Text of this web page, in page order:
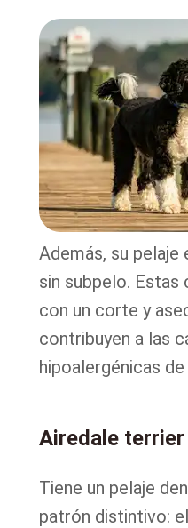
Además, su pelaje
sin subpelo.
con un corte y
contribuyen a las
hipoalergénicas de
Airedale terrier
Tiene un pelaje
patrón distintivo: